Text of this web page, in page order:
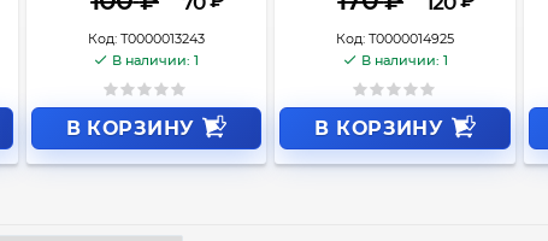
Код: Т0000013243
В наличии: 1
В КОРЗИНУ
Код: Т0000014925
В наличии: 1
В КОРЗИНУ